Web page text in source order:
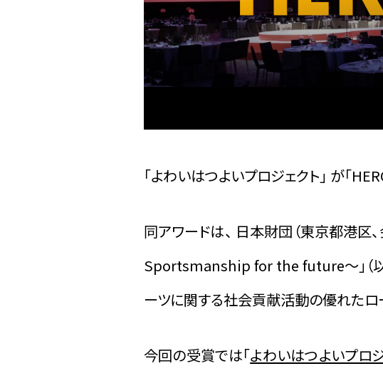
「よわいはつよいプロジェクト」 が「
同アワードは、 日本財団（東京都港区
Sportsmanship for the future～」（以
ーツに関する社会貢献活動の優れたロ
今回の受賞では「よわいはつよいプロ